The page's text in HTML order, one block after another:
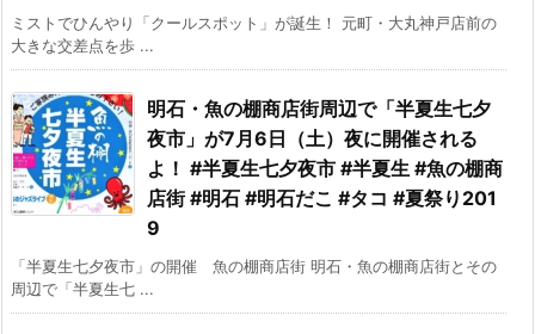
ミストでひんやり「クールスポット」が誕生！ 元町・大丸神戸店前の
大きな交差点を歩 ...
明石・魚の棚商店街周辺で「半夏生七夕
夜市」が7月6日（土）夜に開催される
よ！ #半夏生七夕夜市 #半夏生 #魚の棚商
店街 #明石 #明石だこ #タコ #夏祭り201
9
「半夏生七夕夜市」の開催 魚の棚商店街 明石・魚の棚商店街とその
周辺で「半夏生七 ...